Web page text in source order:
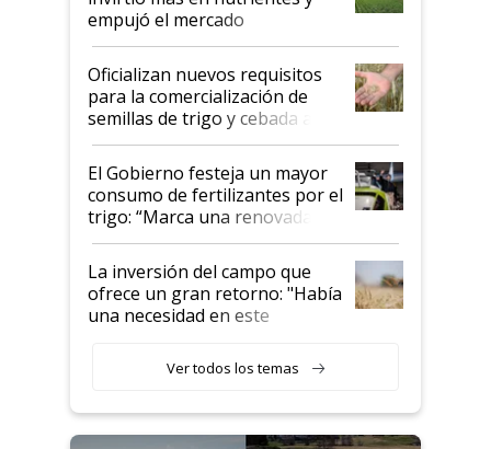
empujó el mercado
Oficializan nuevos requisitos
para la comercialización de
semillas de trigo y cebada a
granel
El Gobierno festeja un mayor
consumo de fertilizantes por el
trigo: “Marca una renovada
confianza de los productores”
La inversión del campo que
ofrece un gran retorno: "Había
una necesidad en este
Ver todos los temas